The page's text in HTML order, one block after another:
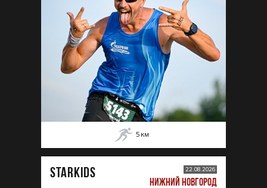
5 км
STARKIDS 22.08.2026
НИЖНИЙ НОВГОРОД